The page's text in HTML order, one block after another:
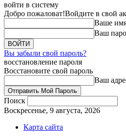
войти в систему
Добро пожаловат!Войдите в свой
Ваше имя
Ваш
Вы забыли свой пароль?
восстановление пароля
Восстановите свой пароль
Ваш
Поиск
Воскресенье, 9 августа, 2026
Карта сайта